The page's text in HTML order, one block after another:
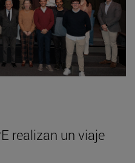
realizan un viaje